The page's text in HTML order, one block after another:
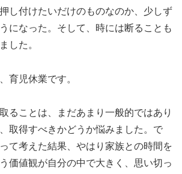
し付けたいだけのものなのか、少しず
になった。そして、時には断ることも
した。
育児休業です。
ることは、まだあまり一般的ではあり
取得すべきかどうか悩みました。で
て考えた結果、やはり家族との時間を
価値観が自分の中で大きく、思い切っ